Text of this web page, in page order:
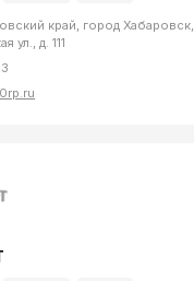
край, город Хабаровск,
ул., д. 111